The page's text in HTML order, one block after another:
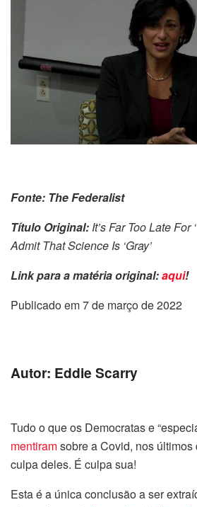
Fonte: The Federalist
Título Original: It’s Far Too Late For
Admit That Science Is ‘Gray’
Link para a matéria original:aqui!
Publicado em 7 de março de 2022
Autor: Eddie Scarry
Tudo o que os Democratas e
mentiramsobre a Covid, nos
culpa deles. É culpa sua!
Esta é a única conclusão a ser